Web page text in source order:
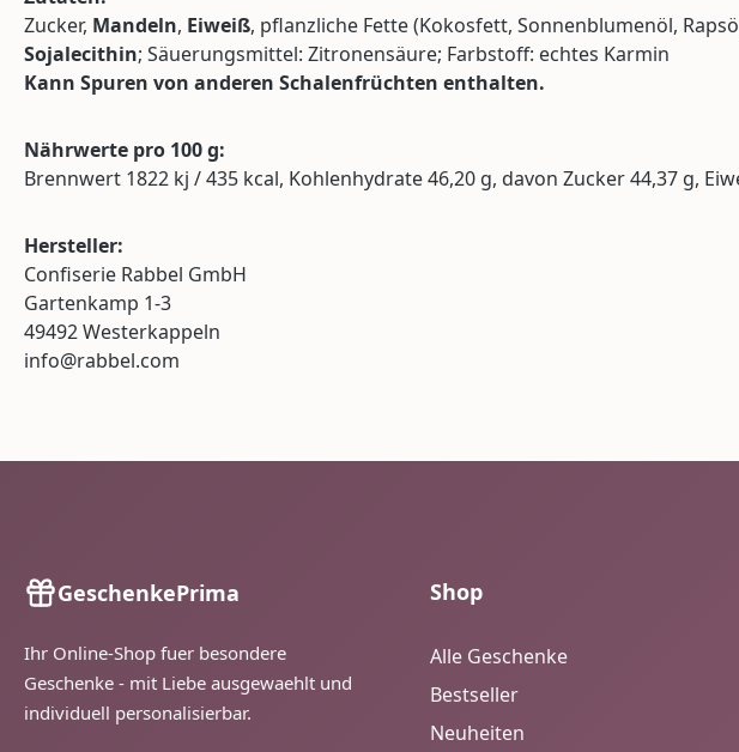
Zucker, Mandeln, Eiweiß, pflanzliche Fette (Kokosfett, Sonnenblumenöl,
Sojalecithin; Säuerungsmittel: Zitronensäure; Farbstoff: echtes Karmin
Kann Spuren von anderen Schalenfrüchten enthalten.
Nährwerte pro 100 g:
Brennwert 1822 kj / 435 kcal, Kohlenhydrate 46,20 g, davon Zucker 44,37 g,
Hersteller:
Confiserie Rabbel GmbH
Gartenkamp 1-3
49492 Westerkappeln
info@rabbel.com
GeschenkePrima
Ihr Online-Shop fuer besondere
Geschenke - mit Liebe ausgewaehlt und
individuell personalisierbar.
Shop
Alle Geschenke
Bestseller
Neuheiten